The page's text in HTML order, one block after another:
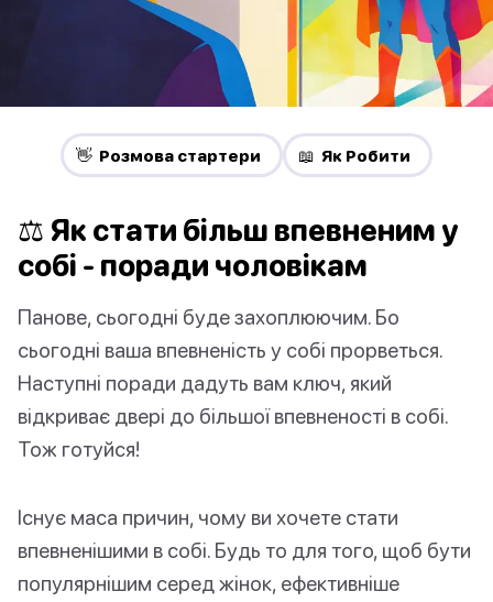
👋 Pозмова стартери 📖 Як Робити
⚖ Як стати більш впевненим у
собі - поради чоловікам
Панове, сьогодні буде захоплюючим. Бо
сьогодні ваша впевненість у собі прорветься.
Наступні поради дадуть вам ключ, який
відкриває двері до більшої впевненості в собі.
Тож готуйся!
Існує маса причин, чому ви хочете стати
впевненішими в собі. Будь то для того, щоб бути
популярнішим серед жінок, ефективніше